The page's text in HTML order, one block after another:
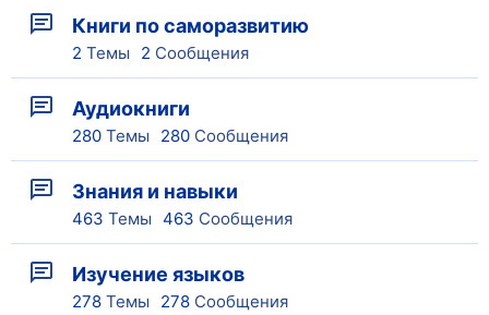
Книги по саморазвитию
2 Темы 2 Сообщения
Аудиокниги
280 Темы 280 Сообщения
Знания и навыки
463 Темы 463 Сообщения
Изучение языков
278 Темы 278 Сообщения